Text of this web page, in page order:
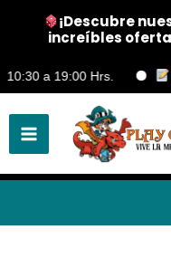
19:00 Hrs.
Ir
al
contenido
¡Descubre
increíbles